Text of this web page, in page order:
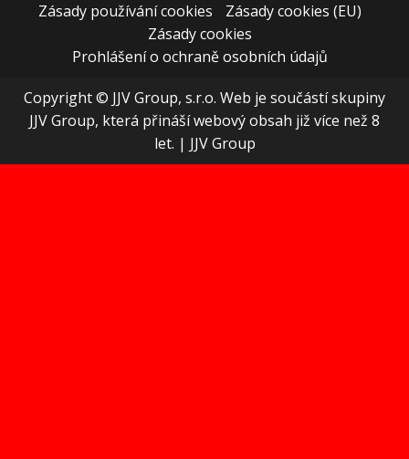
Zásady používání cookies
Zásady cookies (EU)
Zásady cookies
Prohlášení o ochraně osobních údajů
Copyright © JJV Group, s.r.o. Web je součástí skupiny
JJV Group, která přináší webový obsah již více než 8
let. | JJV Group